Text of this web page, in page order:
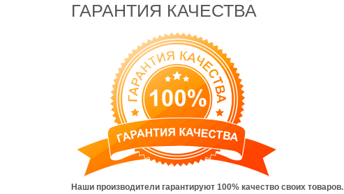
ГАРАНТИЯ КАЧЕСТВА
Наши производители гарантируют 100% качество своих товаров.